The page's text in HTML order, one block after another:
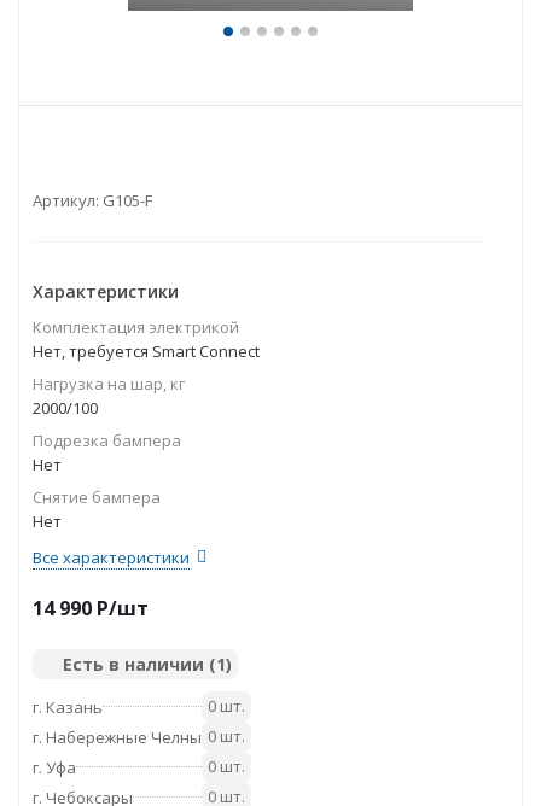
Артикул: G105-F
Характеристики
Комплектация электрикой
Нет, требуется Smart Connect
Нагрузка на шар, кг
2000/100
Подрезка бампера
Нет
Снятие бампера
Нет
Все характеристики
14 990 P/шт
Есть в наличии (1)
г. Казань
0 шт.
г. Набережные Челны 0 шт.
г. Уфа
0 шт.
г. Чебоксары
0 шт.